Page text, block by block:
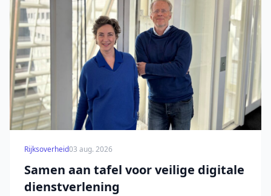
Rijksoverheid03 aug. 2026
Samen aan tafel voor veilige digitale
dienstverlening